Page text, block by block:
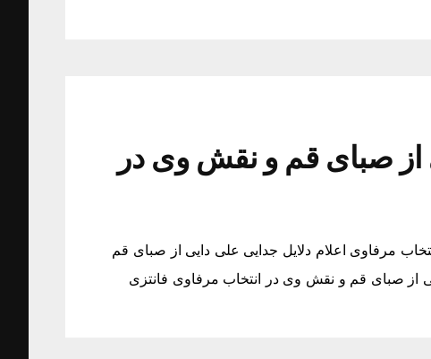
از صبای قم و نقش وی در
مرفاوی اعلام دلایل جدایی علی دایی از صبای قم
از صبای قم و نقش وی در انتخاب مرفاوی فانتزی